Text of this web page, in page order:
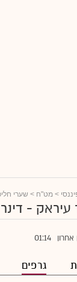
> מט"ח > שערי
- דינר
אחרון 01:14
גרפים